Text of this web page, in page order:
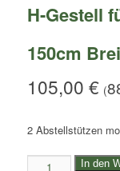
H-Gestell
150cm
105,00€ (
2 Abstellstützen
In den